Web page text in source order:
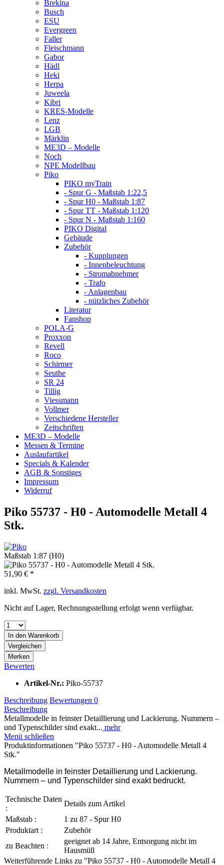
Brekina
Busch
ESU
Evergreen
Faller
Fleischmann
Gabor
Hädl
Heki
Herpa
Juweela
Kibri
KRES-Modelle
Lenz
LGB
Märklin
ME3D – Modelle
Noch
NPE Modellbau
Piko
PIKO myTrain
- Spur G - Maßstab 1:22,5
- Spur H0 - Maßstab 1:87
- Spur TT - Maßstab 1:120
- Spur N - Maßstab 1:160
PIKO Digital
Gebäude
Zubehör
- Kupplungen
- Innenbeleuchtung
- Stromabnehmer
- Trafo
- Anlagenbau
- nützliches Zubehör
Literatur
Fanshop
POLA-G
Proxxon
Revell
Roco
Schirmer
Seuthe
SR 24
Tillig
Viessmann
Vollmer
Verschiedene Hersteller
Zeitschriften
ME3D – Modelle
Messen & Termine
Auslaufartikel
Specials & Kalender
AGB & Sonstiges
Impressum
Widerruf
Piko 55737 - H0 - Automodelle Metall 4
Stk.
Maßstab 1:87 (H0)
51,90 € *
inkl. MwSt. zzgl. Versandkosten
Nicht auf Lager, Rechnungsstellung erfolgt wenn verfügbar.
In den Warenkorb
Vergleichen
Merken
Bewerten
Artikel-Nr.: Piko-55737
Beschreibung Bewertungen 0
Beschreibung
Metallmodelle in feinster Detaillierung und Lackierung. Nummern –
und Typenschilder sind exakt... mehr
Menü schließen
Produktinformationen "Piko 55737 - H0 - Automodelle Metall 4
Stk."
Metallmodelle in feinster Detaillierung und Lackierung.
Nummern – und Typenschilder sind exakt bedruckt.
Technische Daten
:
Details zum Artikel
Maßstab :
1 zu 87 - Spur H0
Produktart :
Zubehör
zu Beachten :
geeignet ab 14 Jahre, Entsorgung nicht im
Hausmüll
Weiterführende Links zu "Piko 55737 - H0 - Automodelle Metall 4